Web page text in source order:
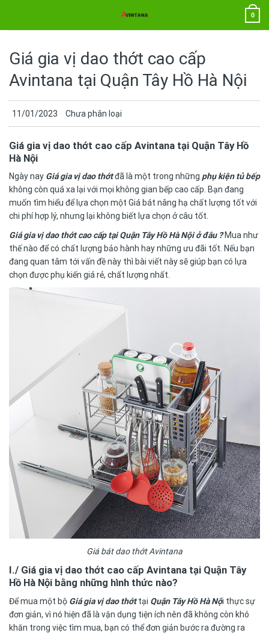
nội
0
Giá gia vị dao thớt cao cấp
Avintana tại Quận Tây Hồ Hà Nội
11/01/2023 Chưa phân loại
Giá gia vị dao thớt cao cấp Avintana tại Quận Tây Hồ
Hà Nội
Ngày nay Giá gia vị dao thớtđã là một trong những phụ kiện tủ bếp
không còn quá xa lại với mọi không gian bếp cao cấp. Bạn đang
muốn tìm hiểu để lựa chọn một Giá bát nâng hạ chất lượng tốt với
chi phí hợp lý, nhưng lại không biết lựa chọn ở câu tốt.
Giá gia vị dao thớt cao cấp tại Quận Tây Hồ Hà Nội ở đâu ?Mua như
thế nào để có chất lượng bảo hành hay những ưu đãi tốt. Nếu bạn
đang quan tâm tới vấn đề này thì bài viết này sẽ giúp bạn có lựa
chọn được phụ kiến giá rẻ, chất lượng nhất.
Giá bát dao thớt Avintana
I./ Giá gia vị dao thớt cao cấp Avintana tại Quận Tây
Hồ Hà Nội bằng những hình thức nào?
Để mua một bộ Giá gia vị dao thớttại Quận Tây Hồ Hà Nội thực sự
đơn giản, vì nó hiện đã là vận dụng tiện ích nên đã không còn khó
khăn trong việc tìm mua, bạn có thể đơn giản bước ra đường ra